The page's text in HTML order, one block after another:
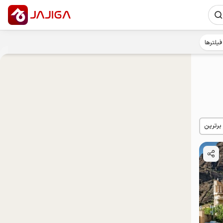
برترین